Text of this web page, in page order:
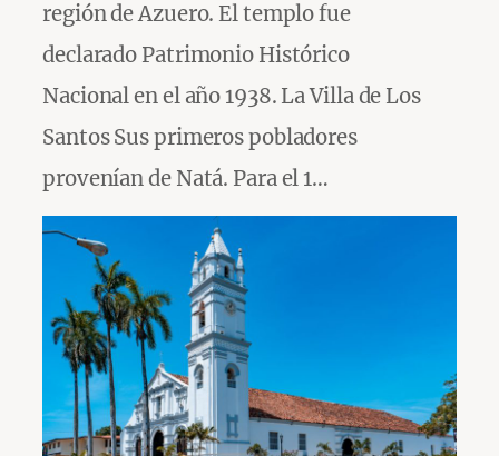
región de Azuero. El templo fue
declarado Patrimonio Histórico
Nacional en el año 1938. La Villa de Los
Santos Sus primeros pobladores
provenían de Natá. Para el 1…